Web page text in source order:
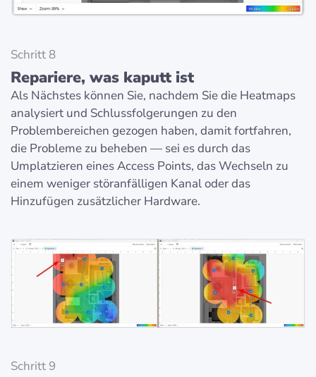
Schritt 8
Repariere, was kaputt ist
Als Nächstes können Sie, nachdem Sie die Heatmaps
analysiert und Schlussfolgerungen zu den
Problembereichen gezogen haben, damit fortfahren,
die Probleme zu beheben — sei es durch das
Umplatzieren eines Access Points, das Wechseln zu
einem weniger störanfälligen Kanal oder das
Hinzufügen zusätzlicher Hardware.
Schritt 9